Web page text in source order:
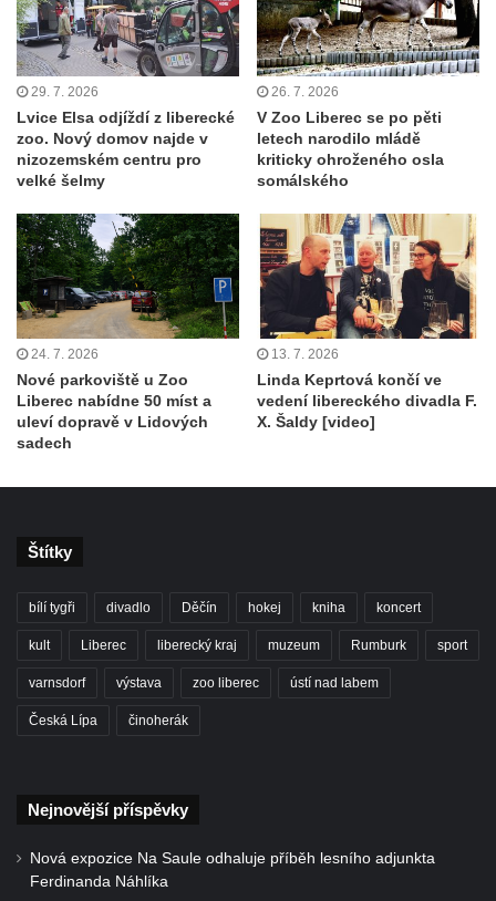
29. 7. 2026
Lvice Elsa odjíždí z liberecké
zoo. Nový domov najde v
nizozemském centru pro
velké šelmy
26. 7. 2026
V Zoo Liberec se po pěti
letech narodilo mládě
kriticky ohroženého osla
somálského
24. 7. 2026
Nové parkoviště u Zoo
Liberec nabídne 50 míst a
uleví dopravě v Lidových
sadech
13. 7. 2026
Linda Keprtová končí ve
vedení libereckého divadla F.
X. Šaldy [video]
Štítky
bílí tygři divadlo Děčín hokej kniha koncert
kult Liberec liberecký kraj muzeum Rumburk sport
varnsdorf výstava zoo liberec ústí nad labem
Česká Lípa činoherák
Nejnovější příspěvky
Nová expozice Na Saule odhaluje příběh lesního adjunkta
Ferdinanda Náhlíka